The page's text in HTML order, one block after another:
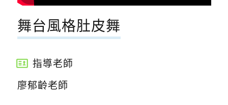
舞台風格肚皮舞
指導老師
廖郁齡老師